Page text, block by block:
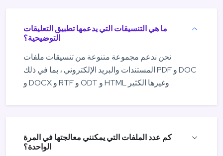
ما هي التنسيقات التي يدعمها تطبيق التعليقات
التوضيحية؟
نحن ندعم مجموعة متنوعة من تنسيقات ملفات
المستندات والبريد الإلكتروني ، بما في ذلك PDF و DOC
و DOCX و RTF و ODT و HTML وغيرها الكثير.
كم عدد الملفات التي يمكنني معالجتها في المرة
الواحدة؟